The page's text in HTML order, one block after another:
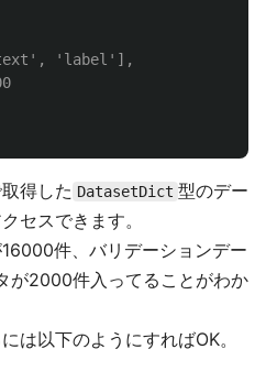
'label'],
得した DatasetDict 型のデー
セスできます。
件、バリデーションデー
が2000件入ってることがわか
は以下のようにすればOK。